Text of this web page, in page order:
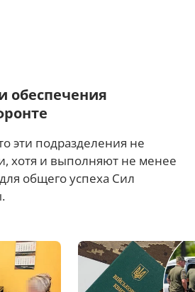
обеспечения
эти подразделения не
хотя и выполняют не менее
общего успеха Сил